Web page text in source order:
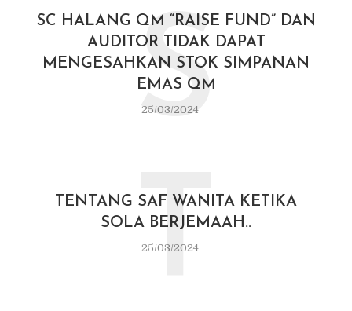
SC HALANG QM “RAISE FUND” DAN
AUDITOR TIDAK DAPAT
MENGESAHKAN STOK SIMPANAN
EMAS QM
25/03/2024
S
TENTANG SAF WANITA KETIKA
SOLA BERJEMAAH..
25/03/2024
T